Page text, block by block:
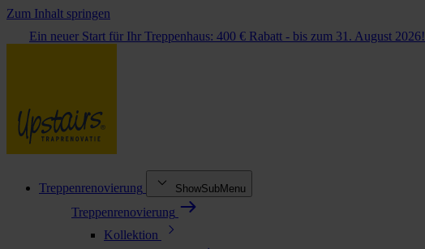
Zum Inhalt springen
Ein neuer Start für Ihr Treppenhaus: 400 € Rabatt - bis zum 31. August 2026!
Treppenrenovierung ShowSubMenu
Treppenrenovierung
Kollektion